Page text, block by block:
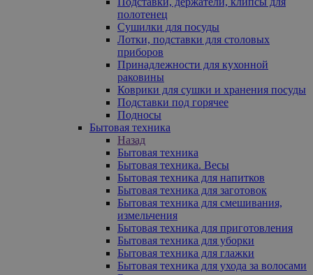
полотенец
Сушилки для посуды
Лотки, подставки для столовых
приборов
Принадлежности для кухонной
раковины
Коврики для сушки и хранения посуды
Подставки под горячее
Подносы
Бытовая техника
Назад
Бытовая техника
Бытовая техника. Весы
Бытовая техника для напитков
Бытовая техника для заготовок
Бытовая техника для смешивания,
измельчения
Бытовая техника для приготовления
Бытовая техника для уборки
Бытовая техника для глажки
Бытовая техника для ухода за волосами